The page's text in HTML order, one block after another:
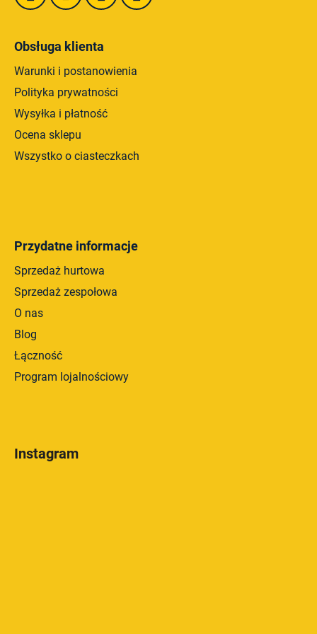
Obsługa klienta
Warunki i postanowienia
Polityka prywatności
Wysyłka i płatność
Ocena sklepu
Wszystko o ciasteczkach
Przydatne informacje
Sprzedaż hurtowa
Sprzedaż zespołowa
O nas
Blog
Łączność
Program lojalnościowy
Instagram